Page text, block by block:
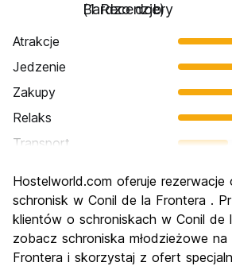
Bardzo dobry
(1 Recenzje)
Atrakcje
Jedzenie
Zakupy
Relaks
Transport
Kultura
Imprezy
Najlepsza wartość
Hostelworld.com oferuje rezerwacje
schronisk w Conil de la Frontera .
klientów o schroniskach w Conil de
zobacz schroniska młodzieżowe na
Frontera i skorzystaj z ofert